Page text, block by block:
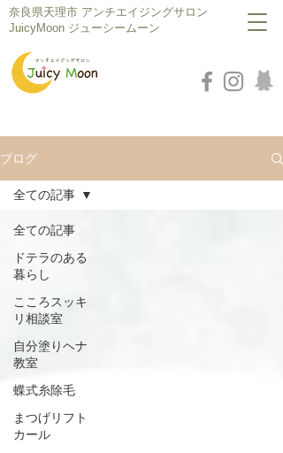
​奈良県天理市 アンチエイジングサロン
JuicyMoon ジューシームーン
ブログ
全ての記事
ドテラのある
暮らし
こころスッキ
リ相談室
自分塗りヘナ
教室
蝶式糸除毛
まつげリフト
カール
全ての記事